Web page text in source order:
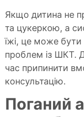
Якщо дитина не
та цукеркою, а
їжі, це може
проблем із ШКТ.
час припинити
консультацію.
Поганий